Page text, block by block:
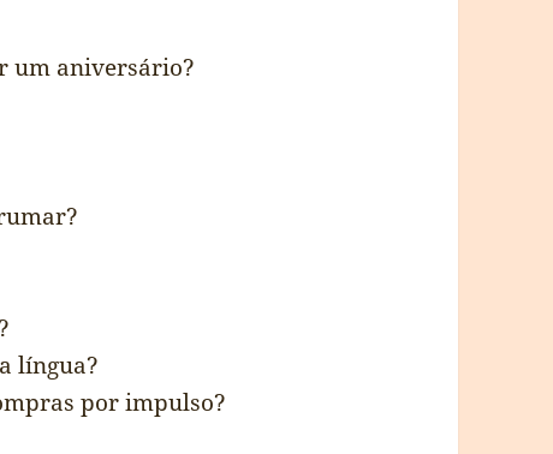
um aniversário?
língua?
por impulso?